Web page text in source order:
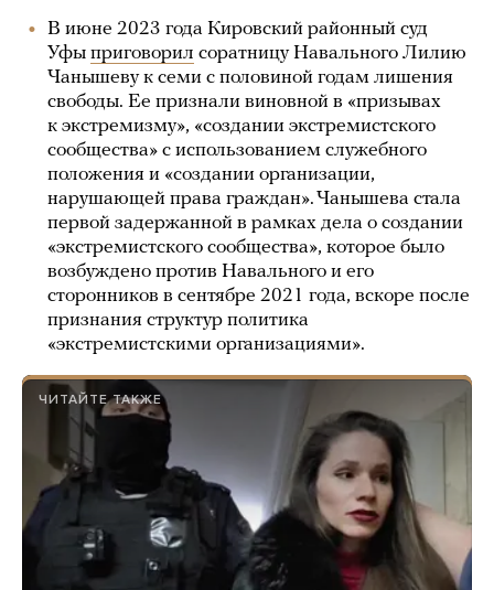
В июне 2023 года Кировский районный суд
Уфы приговорил соратницу Навального Лилию
Чанышеву к семи с половиной годам лишения
свободы. Ее признали виновной в «призывах
к экстремизму», «создании экстремистского
сообщества» с использованием служебного
положения и «создании организации,
нарушающей права граждан». Чанышева стала
первой задержанной в рамках дела о создании
«экстремистского сообщества», которое было
возбуждено против Навального и его
сторонников в сентябре 2021 года, вскоре после
признания структур политика
«экстремистскими организациями».
ЧИТАЙТЕ ТАКЖЕ